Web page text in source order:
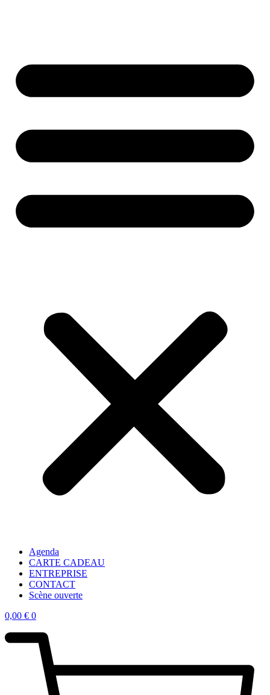
Agenda
CARTE CADEAU
ENTREPRISE
CONTACT
Scène ouverte
0,00 € 0